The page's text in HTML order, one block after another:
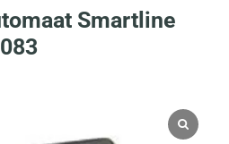
Smartline